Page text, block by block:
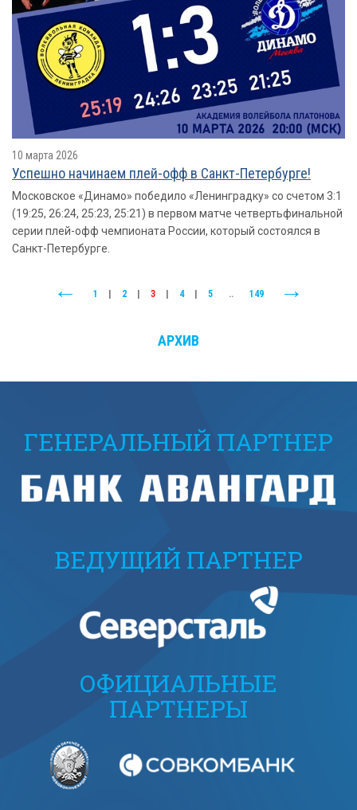
10 марта 2026
Успешно начинаем плей-офф в Санкт-Петербурге!
Московское «Динамо» победило «Ленинградку» со счетом 3:1
(19:25, 26:24, 25:23, 25:21) в первом матче четвертьфинальной
серии плей-офф чемпионата России, который состоялся в
Санкт-Петербурге.
1 2 3 4 5 .. 149
АРХИВ
ГЕНЕРАЛЬНЫЙ ПАРТНЕР
ВЕДУЩИЙ ПАРТНЕР
ОФИЦИАЛЬНЫЕ
ПАРТНЕРЫ